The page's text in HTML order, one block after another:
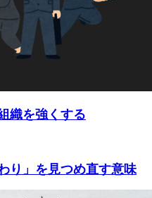
織を強くする
り」を見つめ直す意味